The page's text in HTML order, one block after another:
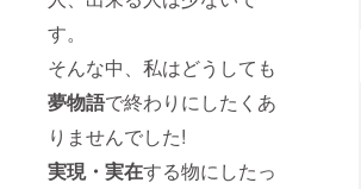
す。
そんな中、私はどうしても
夢物語で終わりにしたくあ
りませんでした!
実現・実在する物にしたっ